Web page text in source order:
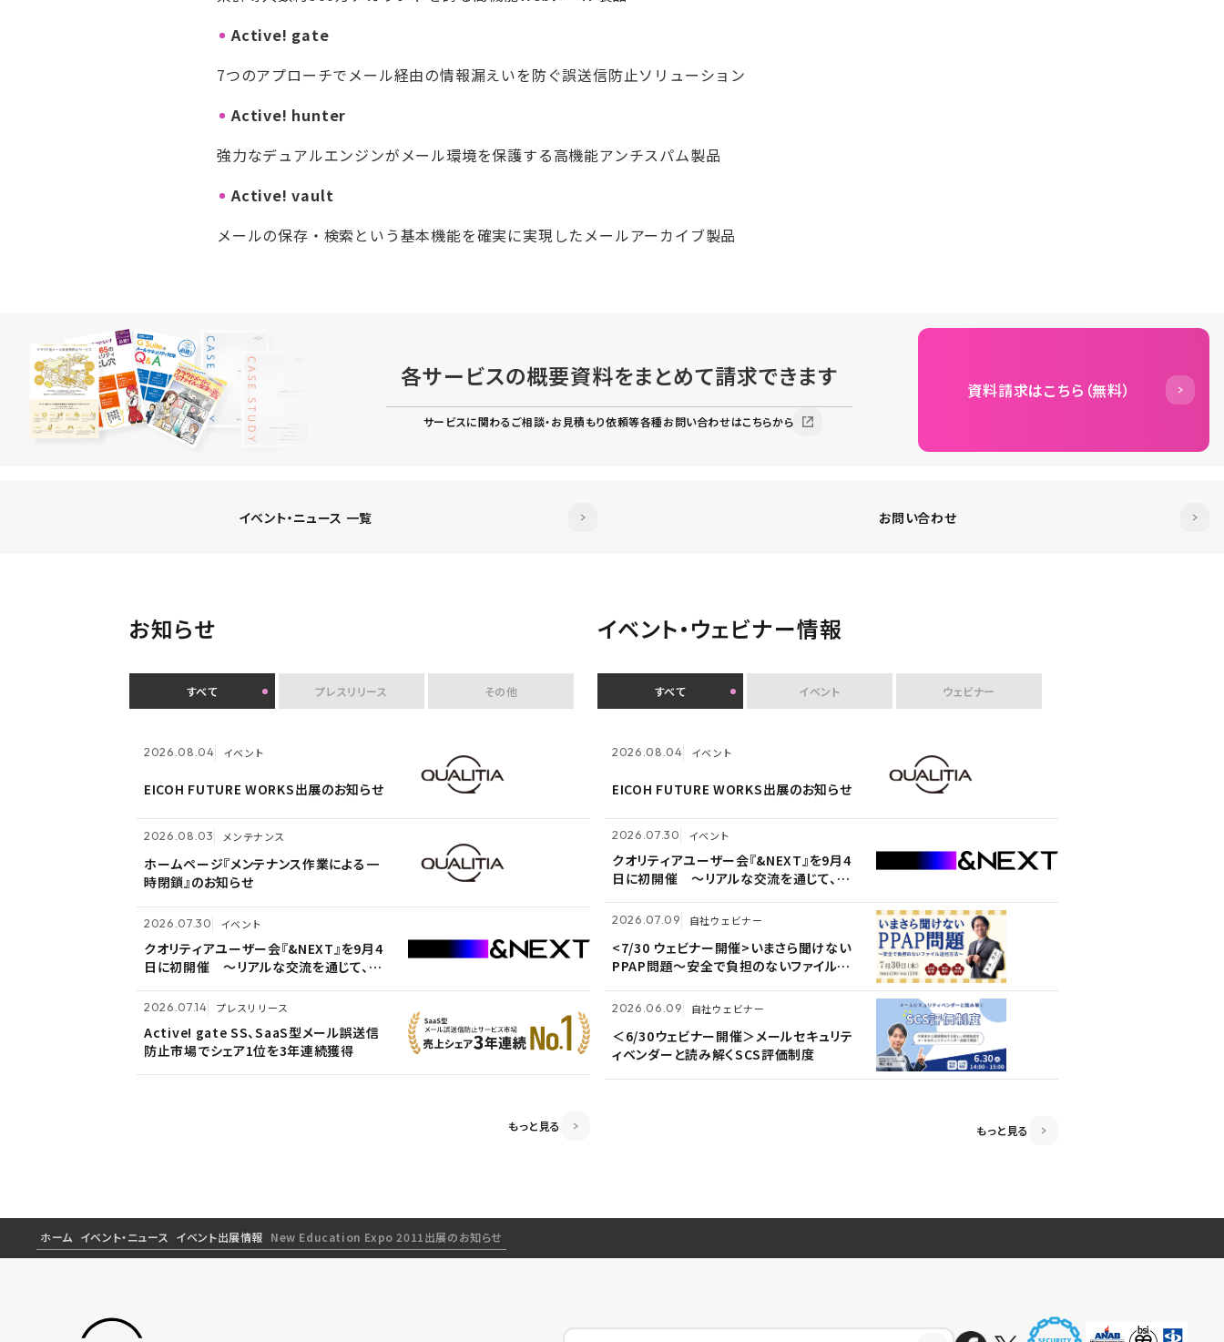
Active! gate
7つのアプローチでメール経由の情報漏えいを防ぐ誤送信防止ソリューション
Active! hunter
強力なデュアルエンジンがメール環境を保護する高機能アンチスパム製品
Active! vault
メールの保存・検索という基本機能を確実に実現したメールアーカイブ製品
各サービスの概要資料をまとめて請求できます
サービスに関わるご相談・お見積もり依頼等各種お問い合わせはこちらから
資料請求はこちら（無料）
イベント・ニュース 一覧 お問い合わせ
お知らせ
すべて プレスリリース その他
2026.08.04 イベント
EICOH FUTURE WORKS出展のお知らせ
2026.08.03 メンテナンス
ホームページ『メンテナンス作業による一
時閉鎖』のお知らせ
2026.07.30 イベント
クオリティアユーザー会『&NEXT』を9月4
日に初開催 〜リアルな交流を通じて、経
つなぐ」を体現〜
2026.07.14 プレスリリース
Active! gate SS、SaaS型メール誤送信
防止市場でシェア1位を3年連続獲得
2026.07.30 イベント
日に初開催 〜リアルな交流を通じて、経
つなぐ」を体現〜
2026.07.14 プレスリリース
Active! gate SS、SaaS型メール誤送信
防止市場でシェア1位を3年連続獲得
2026.07.09
<7/30 ウェビナー開催>いまさら聞けない
PPAP問題～安全で負担のないファイル送
付方法～
2026.06.18 プレスリリース
富山県内7信用金庫、DEEPMailとPOWER
EGGの連携が FTF業務メールの利便性向
2026.08.03 メンテナンス
時閉鎖』のお知らせ
2026.05.14 メンテナンス
ホームページ『メンテナンス作業による一
時閉鎖』のお知らせ
2026.05.13 メンテナンス
ホームページ『メンテナンス作業による一
時閉鎖』のお知らせ
2026.03.02 お知らせ
監査役変更のお知らせ
もっと見る
イベント・ウェビナー情報
すべて イベント ウェビナー
2026.08.04 イベント
EICOH FUTURE WORKS出展のお知らせ
2026.07.30 イベント
クオリティアユーザー会『&NEXT』を9月4
日に初開催 〜リアルな交流を通じて、経
つなぐ」を体現〜
2026.07.09 自社ウェビナー
<7/30 ウェビナー開催>いまさら聞けない
PPAP問題～安全で負担のないファイル送
2026.06.09 自社ウェビナー
＜6/30ウェビナー開催＞メールセキュリテ
ィベンダーと読み解くSCS評価制度
2026.08.04 イベント
EICOH FUTURE WORKS出展のお知らせ
2026.07.30 イベント
クオリティアユーザー会『&NEXT』を9月4
日に初開催 〜リアルな交流を通じて、経
つなぐ」を体現〜
2026.07.09 自社ウェビナー
<7/30 ウェビナー開催>いまさら聞けない
PPAP問題～安全で負担のないファイル送
2026.06.09 自社ウェビナー
＜6/30ウェビナー開催＞メールセキュリテ
ィベンダーと読み解くSCS評価制度
2026.07.30 イベント
日に初開催 〜リアルな交流を通じて、経
つなぐ」を体現〜
2026.07.09 自社ウェビナー
<7/30 ウェビナー開催>いまさら聞けない
PPAP問題～安全で負担のないファイル送
2026.06.09 自社ウェビナー
＜6/30ウェビナー開催＞メールセキュリテ
ィベンダーと読み解くSCS評価制度
2026.04.28 共催ウェビナー
＜5/21ウェビナー開催＞ゼロトラスト思考
～信用しない前提のSSOとメールセキュリ
もっと見る
ホーム イベント・ニュース イベント出展情報 New Education Expo 2011出展のお知らせ